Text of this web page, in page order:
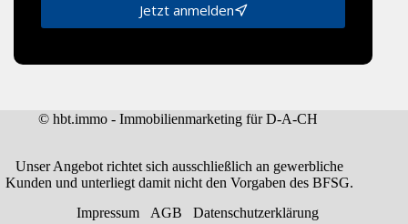
Jetzt anmelden
© hbt.immo - Immobilienmarketing für D-A-CH
Unser Angebot richtet sich ausschließlich an gewerbliche
Kunden und unterliegt damit nicht den Vorgaben des BFSG.
Impressum
AGB Datenschutzerklärung